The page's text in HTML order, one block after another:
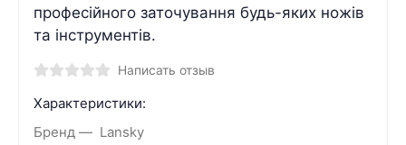
професійного заточування будь-яких ножів
та інструментів.
Написать отзыв
Характеристики:
Бренд
Lansky